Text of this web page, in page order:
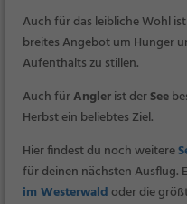
Auch für das leibliche Wohl
breites Angebot um Hunger
Aufenthalts zu stillen.
Auch fürAnglerist derSee
Herbst ein beliebtes Ziel.
Hier findest du noch weitere
für deinen nächsten Ausflug.
im Westerwaldoder die